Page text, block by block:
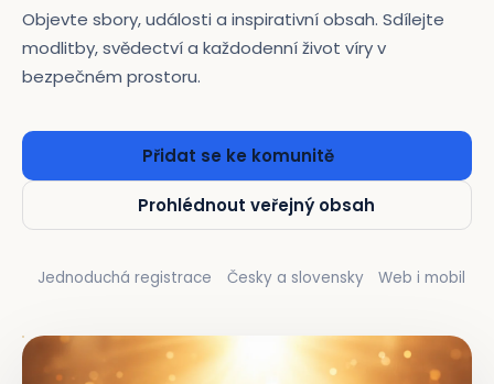
Objevte sbory, události a inspirativní obsah. Sdílejte
modlitby, svědectví a každodenní život víry v
bezpečném prostoru.
Přidat se ke komunitě
Prohlédnout veřejný obsah
Jednoduchá registrace Česky a slovensky Web i mobil